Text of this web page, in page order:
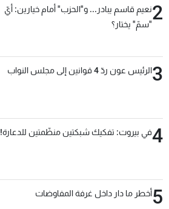
2نعيم قاسم يبادر... و"الحزب" أمام خيارين: أيّ
"سمّ" يختار؟
3الرئيس عون ردّ 4 قوانين إلى مجلس النواب
4في بيروت: تفكيك شبكتين منظّمتين للدعارة!
5أخطر ما دار داخل غرفة المفاوضات